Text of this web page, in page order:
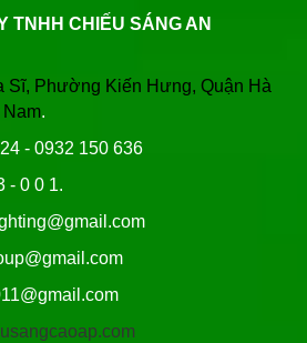
TNHH CHIẾU SÁNG AN
Sĩ, Phường Kiến Hưng, Quận Hà
.
- 0932 150 636
- 0 0 1.